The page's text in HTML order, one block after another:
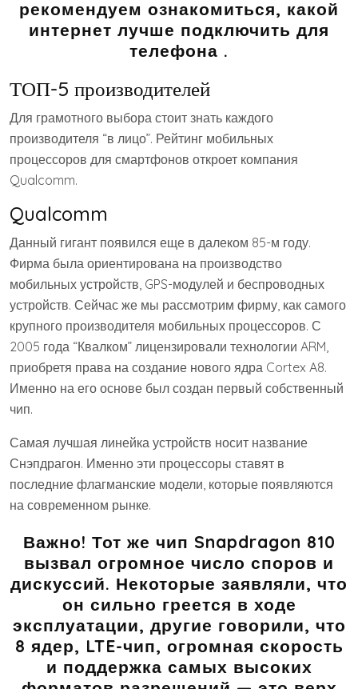
рекомендуем ознакомиться, какой
интернет лучше подключить для
телефона .
ТОП-5 производителей
Для грамотного выбора стоит знать каждого
производителя “в лицо”. Рейтинг мобильных
процессоров для смартфонов откроет компания
Qualcomm.
Qualcomm
Данный гигант появился еще в далеком 85-м году.
Фирма была ориентирована на производство
мобильных устройств, GPS-модулей и беспроводных
устройств. Сейчас же мы рассмотрим фирму, как самого
крупного производителя мобильных процессоров. С
2005 года “Квалком” лицензировали технологии ARM,
приобретя права на создание нового ядра Cortex A8.
Именно на его основе был создан первый собственный
чип.
Самая лучшая линейка устройств носит название
Снэпдрагон. Именно эти процессоры ставят в
последние флагманские модели, которые появляются
на современном рынке.
Важно! Тот же чип Snapdragon 810
вызвал огромное число споров и
дискуссий. Некоторые заявляли, что
он сильно греется в ходе
эксплуатации, другие говорили, что
8 ядер, LTE-чип, огромная скорость
и поддержка самых высоких